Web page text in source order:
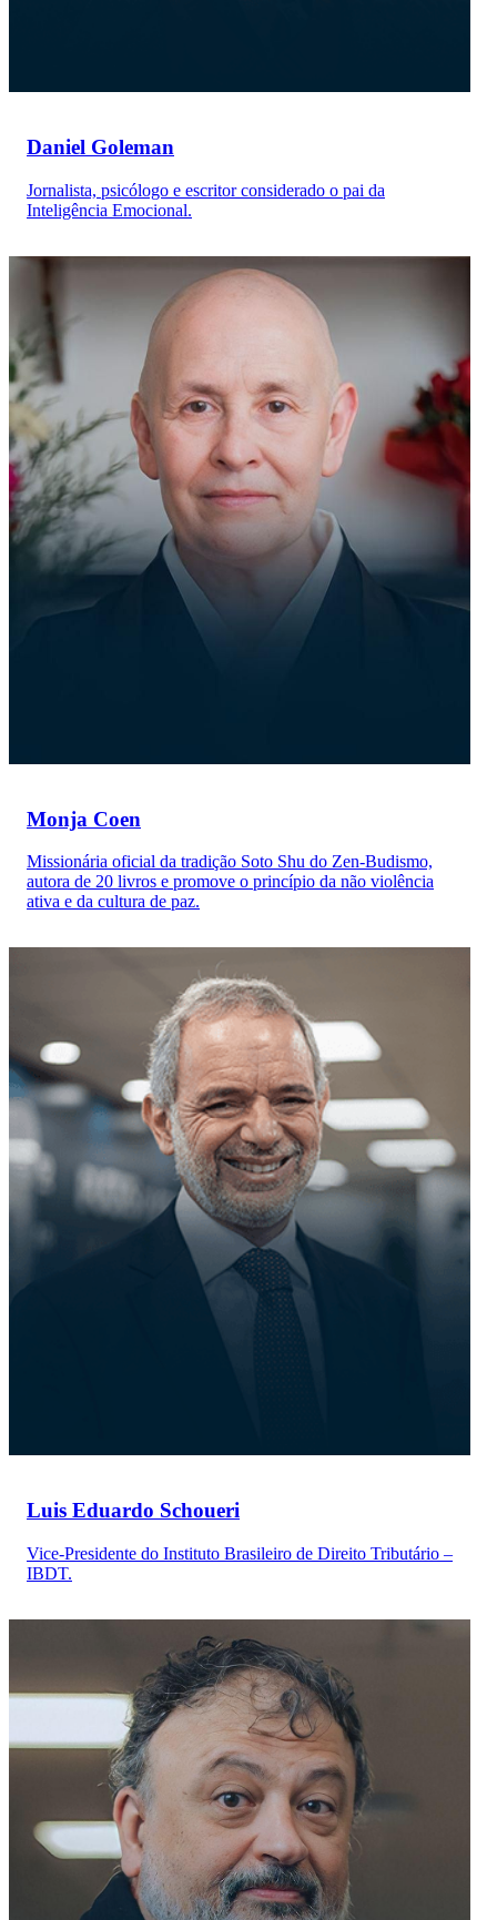
Daniel Goleman
Jornalista, psicólogo e escritor considerado o pai da
Inteligência Emocional.
Monja Coen
Missionária oficial da tradição Soto Shu do Zen-Budismo,
autora de 20 livros e promove o princípio da não violência
ativa e da cultura de paz.
Luis Eduardo Schoueri
Vice-Presidente do Instituto Brasileiro de Direito Tributário –
IBDT.